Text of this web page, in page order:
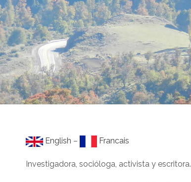
English – Francais
Investigadora, socióloga, activista y escritora.